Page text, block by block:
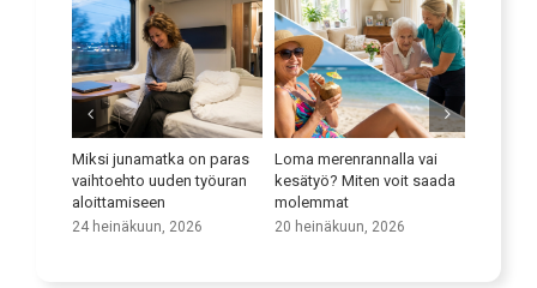
Miksi junamatka on paras
vaihtoehto uuden työuran
aloittamiseen
24 heinäkuun, 2026
Loma merenrannalla vai
kesätyö? Miten voit saada
molemmat
20 heinäkuun, 2026